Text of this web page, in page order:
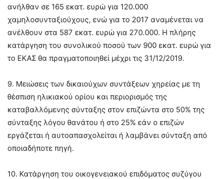
ανήλθαν σε 165 εκατ. ευρώ για 120.000
χαμηλοσυνταξιούχους, ενώ για το 2017 αναμένεται να
ανέλθουν στα 587 εκατ. ευρώ για 270.000. Η πλήρης
κατάργηση του συνολικού ποσού των 900 εκατ. ευρώ για
το ΕΚΑΣ θα πραγματοποιηθεί μέχρι τις 31/12/2019.
9. Μειώσεις των δικαιούχων συντάξεων χηρείας με τη
θέσπιση ηλικιακού ορίου και περιορισμός της
καταβαλλόμενης σύνταξης στον επιζώντα στο 50% της
σύνταξης λόγου θανάτου ή στο 25% εάν ο επιζών
εργάζεται ή αυτοαπασχολείται ή λαμβάνει σύνταξη από
οποιαδήποτε πηγή.
10. Κατάργηση του οικογενειακού επιδόματος συζύγου